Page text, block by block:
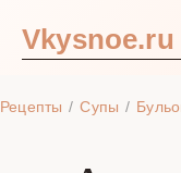
Vkysnoe.ru
Рецепты Супы